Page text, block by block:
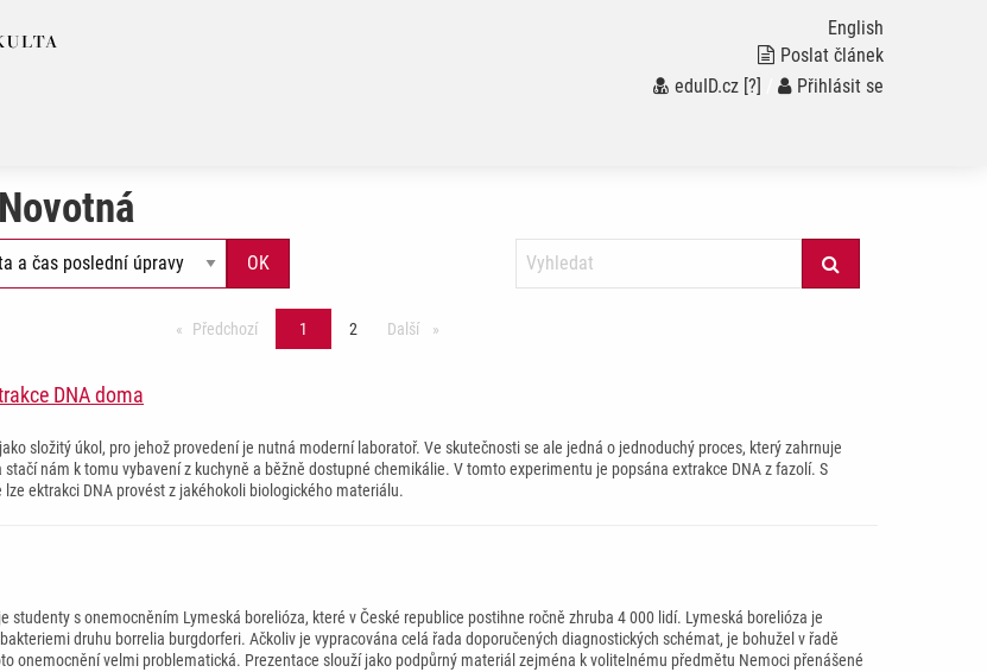
English
Poslat článek
eduID.cz [?] Přihlásit se
Předchozístránka1 2 Další stránka
DNA doma
složitý úkol, pro jehož provedení je nutná moderní laboratoř. Ve skutečnosti se ale jedná o jednoduchý proces, který zahrnuje
stačí nám k tomu vybavení z kuchyně a běžně dostupné chemikálie. V tomto experimentu je popsána extrakce DNA z fazolí. S
ektrakci DNA provést z jakéhokoli biologického materiálu.
studenty s onemocněním Lymeská borelióza, které v České republice postihne ročně zhruba 4 000 lidí. Lymeská borelióza je
druhu borrelia burgdorferi. Ačkoliv je vypracována celá řada doporučených diagnostických schémat, je bohužel v řadě
onemocnění velmi problematická. Prezentace slouží jako podpůrný materiál zejména k volitelnému předmětu Nemoci přenášené